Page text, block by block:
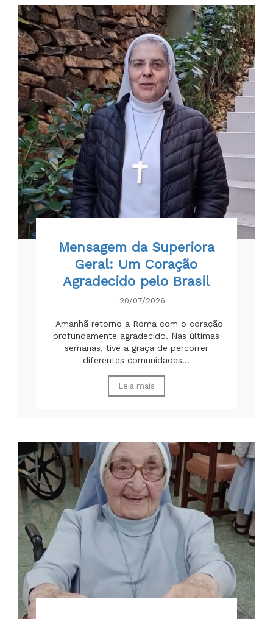
Mensagem da Superiora
Geral: Um Coração
Agradecido pelo Brasil
20/07/2026
Amanhã retorno a Roma com o coração
profundamente agradecido. Nas últimas
semanas, tive a graça de percorrer
diferentes comunidades...
Leia mais